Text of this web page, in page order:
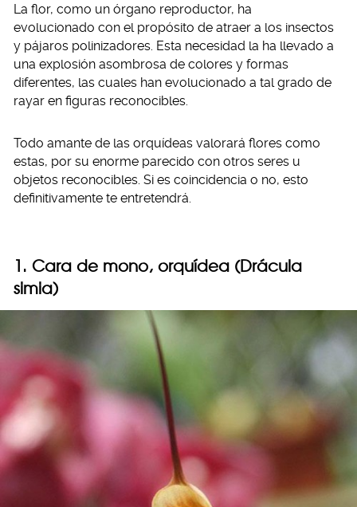
La flor, como un órgano reproductor, ha
evolucionado con el propósito de atraer a los insectos
y pájaros polinizadores. Esta necesidad la ha llevado a
una explosión asombrosa de colores y formas
diferentes, las cuales han evolucionado a tal grado de
rayar en figuras reconocibles.
Todo amante de las orquídeas valorará flores como
estas, por su enorme parecido con otros seres u
objetos reconocibles. Si es coincidencia o no, esto
definitivamente te entretendrá.
1. Cara de mono, orquídea (Drácula
simia)